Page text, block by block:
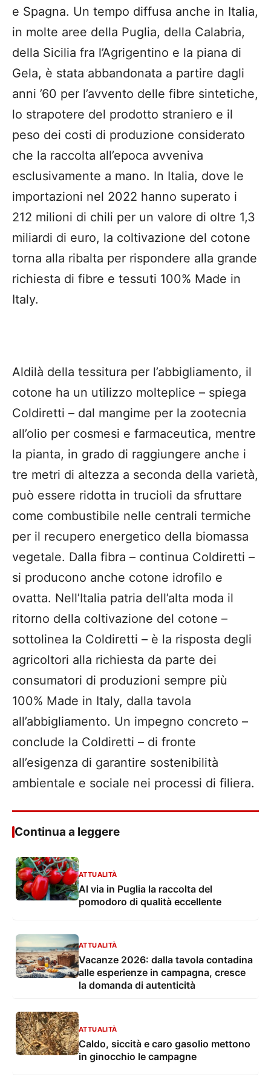
e Spagna. Un tempo diffusa anche in Italia,
in molte aree della Puglia, della Calabria,
della Sicilia fra l’Agrigentino e la piana di
Gela, è stata abbandonata a partire dagli
anni ’60 per l’avvento delle fibre sintetiche,
lo strapotere del prodotto straniero e il
peso dei costi di produzione considerato
che la raccolta all’epoca avveniva
esclusivamente a mano. In Italia, dove le
importazioni nel 2022 hanno superato i
212 milioni di chili per un valore di oltre 1,3
miliardi di euro, la coltivazione del cotone
torna alla ribalta per rispondere alla grande
richiesta di fibre e tessuti 100% Made in
Italy.
Aldilà della tessitura per l’abbigliamento, il
cotone ha un utilizzo molteplice – spiega
Coldiretti – dal mangime per la zootecnia
all’olio per cosmesi e farmaceutica, mentre
la pianta, in grado di raggiungere anche i
tre metri di altezza a seconda della varietà,
può essere ridotta in trucioli da sfruttare
come combustibile nelle centrali termiche
per il recupero energetico della biomassa
vegetale. Dalla fibra – continua Coldiretti –
si producono anche cotone idrofilo e
ovatta. Nell’Italia patria dell’alta moda il
ritorno della coltivazione del cotone –
sottolinea la Coldiretti – è la risposta degli
agricoltori alla richiesta da parte dei
consumatori di produzioni sempre più
100% Made in Italy, dalla tavola
all’abbigliamento. Un impegno concreto –
conclude la Coldiretti – di fronte
all’esigenza di garantire sostenibilità
ambientale e sociale nei processi di filiera.
Continua a leggere
ATTUALITÀ
Al via in Puglia la raccolta del
pomodoro di qualità eccellente
ATTUALITÀ
Vacanze 2026: dalla tavola contadina
alle esperienze in campagna, cresce
la domanda di autenticità
ATTUALITÀ
Caldo, siccità e caro gasolio mettono
in ginocchio le campagne